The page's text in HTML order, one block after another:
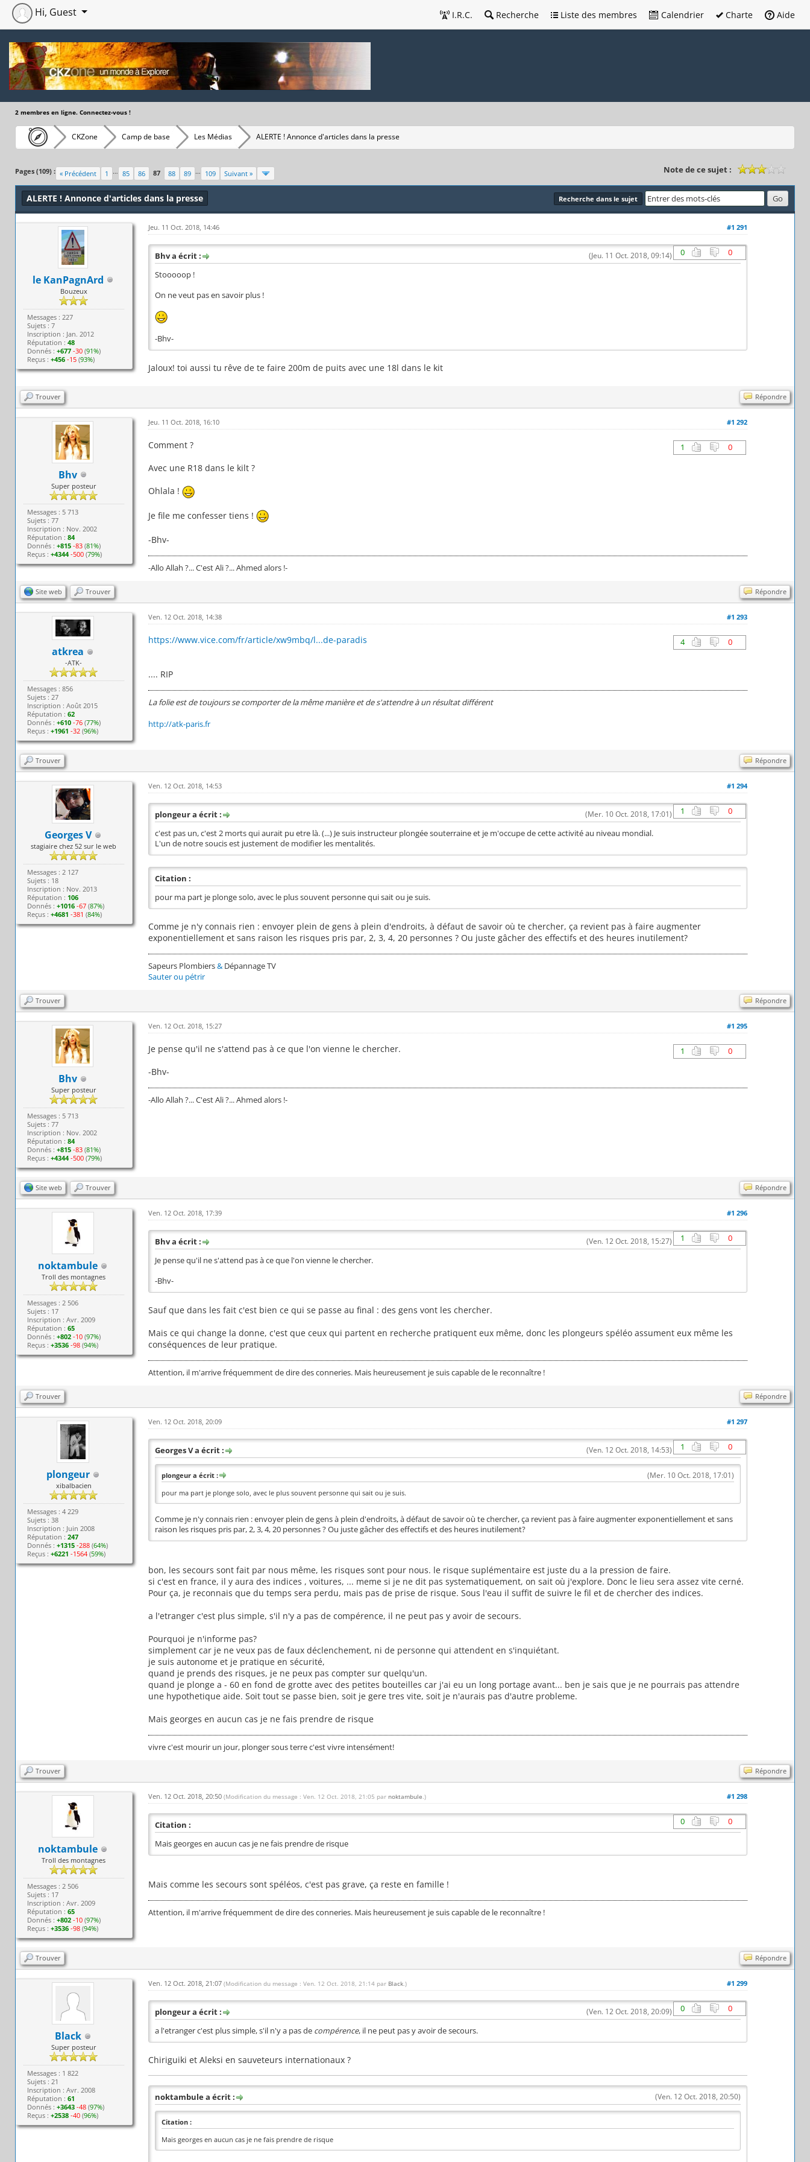
I.R.C. Recherche Liste des membres Calendrier Charte Aide
Hi, Guest
2 membres en ligne. Connectez-vous !
CKZone Camp de base Les Médias ALERTE ! Annonce d'articles dans la presse
Pages (109) : « Précédent 1 … 85 86 87 88 89 … 109 Suivant » Note de ce sujet :
Moyenne : 3.33 (3 vote(s))
1
2
3
4
5
Recherche dans le sujet
ALERTE ! Annonce d'articles dans la presse
le KanPagnArd
Bouzeux
Messages : 227
Sujets : 7
Inscription : Jan. 2012
Réputation : 48
Donnés : +677 -30(91%)
Reçus : +456 -15(93%)
#1 291
Jeu. 11 Oct. 2018, 14:46
0 0
(Jeu. 11 Oct. 2018, 09:14)
Bhv a écrit :
Stooooop !
On ne veut pas en savoir plus !
-Bhv-
Jaloux! toi aussi tu rêve de te faire 200m de puits avec une 18l dans le kit
Trouver Répondre
Bhv
Super posteur
Messages : 5 713
Sujets : 77
Inscription : Nov. 2002
Réputation : 84
Donnés : +815 -83(81%)
Reçus : +4344 -500(79%)
#1 292
Jeu. 11 Oct. 2018, 16:10
1 0
Comment ?
Avec une R18 dans le kilt ?
Ohlala !
Je file me confesser tiens !
-Bhv-
-Allo Allah ?... C'est Ali ?... Ahmed alors !-
Site web Trouver Répondre
atkrea
-ATK-
Messages : 856
Sujets : 27
Inscription : Août 2015
Réputation : 62
Donnés : +610 -76(77%)
Reçus : +1961 -32(96%)
#1 293
Ven. 12 Oct. 2018, 14:38
4 0
https://www.vice.com/fr/article/xw9mbq/l...de-paradis
.... RIP
La folie est de toujours se comporter de la même manière et de s'attendre à un résultat différent
http://atk-paris.fr
Trouver Répondre
Georges V
stagiaire chez 52 sur le web
Messages : 2 127
Sujets : 18
Inscription : Nov. 2013
Réputation : 106
Donnés : +1016 -67(87%)
Reçus : +4681 -381 (84%)
#1 294
Ven. 12 Oct. 2018, 14:53
1 0
(Mer. 10 Oct. 2018, 17:01)
plongeur a écrit :
c'est pas un, c'est 2 morts qui aurait pu etre là. (...) Je suis instructeur plongée souterraine et je m'occupe de cette activité au niveau mondial.
L'un de notre soucis est justement de modifier les mentalités.
Citation :
pour ma part je plonge solo, avec le plus souvent personne qui sait ou je suis.
Comme je n'y connais rien : envoyer plein de gens à plein d'endroits, à défaut de savoir où te chercher, ça revient pas à faire augmenter
exponentiellement et sans raison les risques pris par, 2, 3, 4, 20 personnes ? Ou juste gâcher des effectifs et des heures inutilement?
Sapeurs Plombiers&Dépannage TV
Sauter ou pétrir
Trouver Répondre
Bhv
Super posteur
Messages : 5 713
Sujets : 77
Inscription : Nov. 2002
Réputation : 84
Donnés : +815 -83(81%)
Reçus : +4344 -500(79%)
#1 295
Ven. 12 Oct. 2018, 15:27
1 0
Je pense qu'il ne s'attend pas à ce que l'on vienne le chercher.
-Bhv-
-Allo Allah ?... C'est Ali ?... Ahmed alors !-
Site web Trouver Répondre
noktambule
Troll des montagnes
Messages : 2 506
Sujets : 17
Inscription : Avr. 2009
Réputation : 65
Donnés : +802 -10(97%)
Reçus : +3536 -98(94%)
#1 296
Ven. 12 Oct. 2018, 17:39
1 0
(Ven. 12 Oct. 2018, 15:27)
Bhv a écrit :
Je pense qu'il ne s'attend pas à ce que l'on vienne le chercher.
-Bhv-
Sauf que dans les fait c'est bien ce qui se passe au final : des gens vont les chercher.
Mais ce qui change la donne, c'est que ceux qui partent en recherche pratiquent eux même, donc les plongeurs spéléo assument eux même les
conséquences de leur pratique.
Attention, il m'arrive fréquemment de dire des conneries. Mais heureusement je suis capable de le reconnaître !
Trouver Répondre
plongeur
xibalbacien
Messages : 4 229
Sujets : 38
Inscription : Juin 2008
Réputation : 247
Donnés : +1315 -288(64%)
Reçus : +6221 -1564(59%)
#1 297
Ven. 12 Oct. 2018, 20:09
1 0
(Ven. 12 Oct. 2018, 14:53)
Georges V a écrit :
(Mer. 10 Oct. 2018, 17:01)
plongeur a écrit :
pour ma part je plonge solo, avec le plus souvent personne qui sait ou je suis.
Comme je n'y connais rien : envoyer plein de gens à plein d'endroits, à défaut de savoir où te chercher, ça revient pas à faire augmenter exponentiellement et sans
raison les risques pris par, 2, 3, 4, 20 personnes ? Ou juste gâcher des effectifs et des heures inutilement?
bon, les secours sont fait par nous même, les risques sont pour nous. le risque suplémentaire est juste du a la pression de faire.
si c'est en france, il y aura des indices , voitures, ... meme si je ne dit pas systematiquement, on sait où j'explore. Donc le lieu sera assez vite cerné.
Pour ça, je reconnais que du temps sera perdu, mais pas de prise de risque. Sous l'eau il suffit de suivre le fil et de chercher des indices.
a l'etranger c'est plus simple, s'il n'y a pas de compérence, il ne peut pas y avoir de secours.
Pourquoi je n'informe pas?
simplement car je ne veux pas de faux déclenchement, ni de personne qui attendent en s'inquiétant.
je suis autonome et je pratique en sécurité,
quand je prends des risques, je ne peux pas compter sur quelqu'un.
quand je plonge a - 60 en fond de grotte avec des petites bouteilles car j'ai eu un long portage avant... ben je sais que je ne pourrais pas attendre
une hypothetique aide. Soit tout se passe bien, soit je gere tres vite, soit je n'aurais pas d'autre probleme.
Mais georges en aucun cas je ne fais prendre de risque
vivre c'est mourir un jour, plonger sous terre c'est vivre intensément!
Trouver Répondre
noktambule
Troll des montagnes
Messages : 2 506
Sujets : 17
Inscription : Avr. 2009
Réputation : 65
Donnés : +802 -10(97%)
Reçus : +3536 -98(94%)
#1 298
Ven. 12 Oct. 2018, 20:50 (Modification du message : Ven. 12 Oct. 2018, 21:05 par noktambule.)
0 0
Citation :
Mais georges en aucun cas je ne fais prendre de risque
Mais comme les secours sont spéléos, c'est pas grave, ça reste en famille !
Attention, il m'arrive fréquemment de dire des conneries. Mais heureusement je suis capable de le reconnaître !
Trouver Répondre
Black
Super posteur
Messages : 1 822
Sujets : 21
Inscription : Avr. 2008
Réputation : 61
Donnés : +3643 -48(97%)
Reçus : +2538 -40(96%)
#1 299
Ven. 12 Oct. 2018, 21:07 (Modification du message : Ven. 12 Oct. 2018, 21:14 par Black.)
0 0
(Ven. 12 Oct. 2018, 20:09)
plongeur a écrit :
a l'etranger c'est plus simple, s'il n'y a pas de compérence, il ne peut pas y avoir de secours.
Chiriguiki et Aleksi en sauveteurs internationaux ?
(Ven. 12 Oct. 2018, 20:50)
noktambule a écrit :
Citation :
Mais georges en aucun cas je ne fais prendre de risque